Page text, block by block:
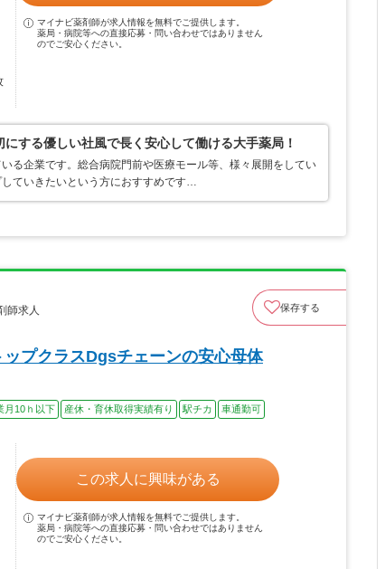
マイナビ薬剤師が求人情報を無料でご提供します。
薬局・病院等への直接応募・問い合わせではありません
のでご安心ください。
する優しい社風で長く安心して働ける大手薬局！
る企業です。総合病院門前や医療モール等、様々展開をしてい
ていきたいという方におすすめです…
師求人
保存する
プクラスDgsチェーンの安心母体
月10ｈ以下 産休・育休取得実績有り 駅チカ
車通勤可
この求人に興味がある
マイナビ薬剤師が求人情報を無料でご提供します。
薬局・病院等への直接応募・問い合わせではありません
のでご安心ください。